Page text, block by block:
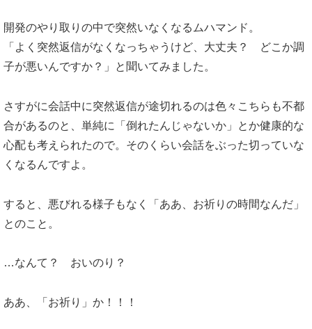
開発のやり取りの中で突然いなくなるムハマンド。
「よく突然返信がなくなっちゃうけど、大丈夫？ どこか調
子が悪いんですか？」と聞いてみました。
さすがに会話中に突然返信が途切れるのは色々こちらも不都
合があるのと、単純に「倒れたんじゃないか」とか健康的な
心配も考えられたので。そのくらい会話をぶった切っていな
くなるんですよ。
すると、悪びれる様子もなく「ああ、お祈りの時間なんだ」
とのこと。
…なんて？ おいのり？
ああ、「お祈り」か！！！